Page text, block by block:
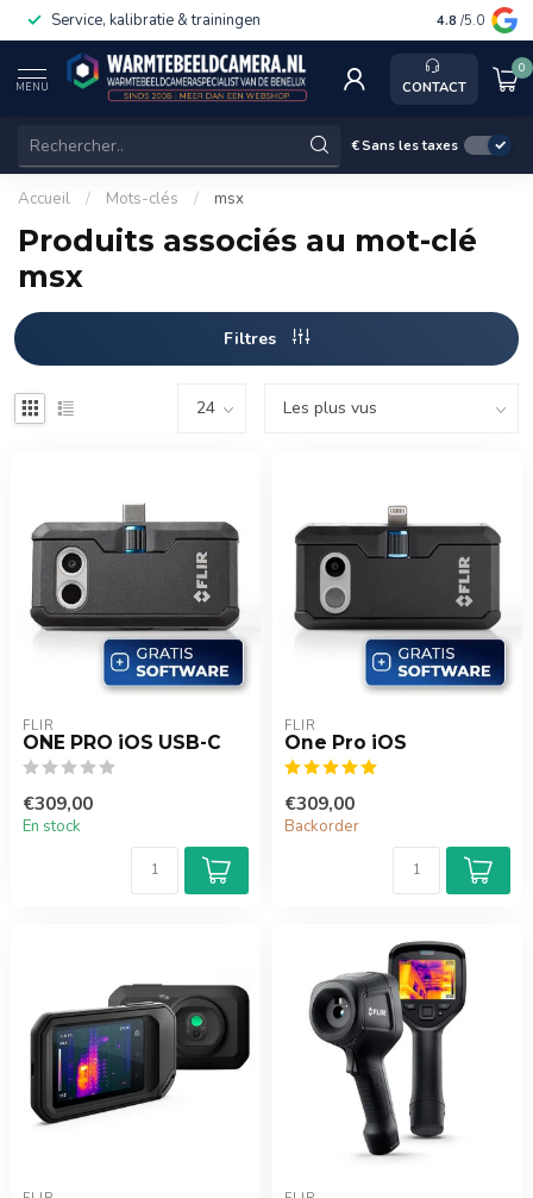
Service, kalibratie & trainingen 4.8 /5.0
MENU CONTACT
0
€Sans les taxes
Accueil / Mots-clés / msx
Produits associés au mot-clé
msx
Filtres
FLIR
ONE PRO iOS USB-C
€309,00
En stock
FLIR
One Pro iOS
€309,00
Backorder